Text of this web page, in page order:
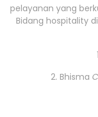
pelayanan yang
Bidang hospitality
2. Bhisma